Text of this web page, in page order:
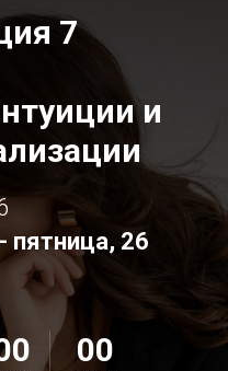
7
и
пятница, 26
00